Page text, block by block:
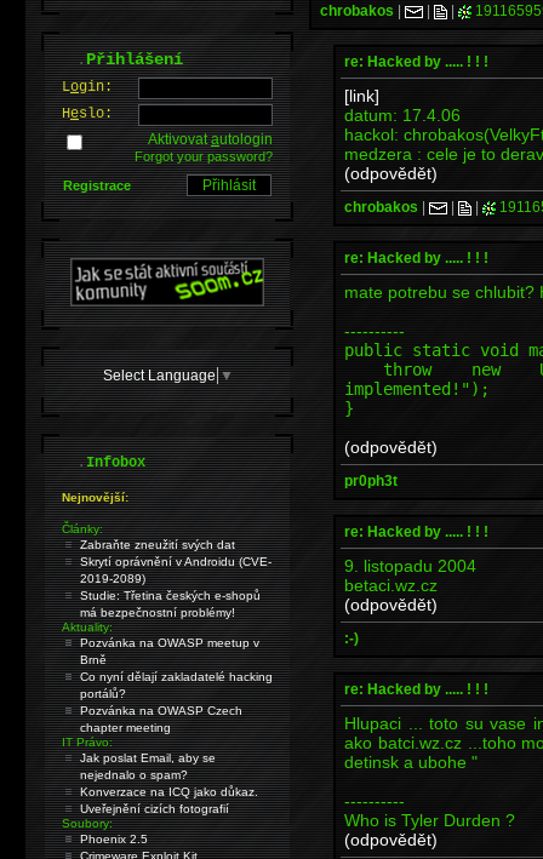
chrobakos | | |
re: Hacked by ..... ! ! !
[link]
datum: 17.4.06
hackol:
medzera : cele je to
(odpovědět)
chrobakos | | |
re: Hacked by ..... ! ! !
mate potrebu se chlubit?
----------
public static void
throw new
implemented!");
}
(odpovědět)
pr0ph3t
re: Hacked by ..... ! ! !
9. listopadu 2004
betaci.wz.cz
(odpovědět)
:-)
re: Hacked by ..... ! ! !
Hlupaci ... toto su vase
ako batci.wz.cz ...toho
detinsk a ubohe "
----------
Who is Tyler Durden ?
(odpovědět)
.Přihlášení
Login:
Heslo:
Aktivovatautologin
Forgot your password?
Registrace
Select Language ▼
.Infobox
Nejnovější:
Články:
Zabraňte zneužití svých dat
Skrytí oprávnění v Androidu (CVE-
2019-2089)
Studie: Třetina českých e-shopů
má bezpečnostní problémy!
Aktuality:
Pozvánka na OWASP meetup v
Brně
Co nyní dělají zakladatelé hacking
portálů?
Pozvánka na OWASP Czech
chapter meeting
IT Právo:
Jak poslat Email, aby se
nejednalo o spam?
Konverzace na ICQ jako důkaz.
Uveřejnění cizích fotografií
Soubory:
Phoenix 2.5
Crimeware Exploit Kit